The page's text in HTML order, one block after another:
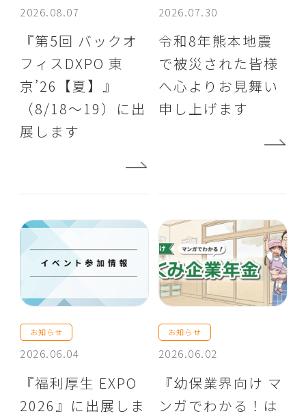
2026.08.07
『第5回 バックオ
フィスDXPO 東
京’26【夏】』
（8/18～19）に出
展します
2026.07.30
令和8年熊本地震
で被災された皆様
へ心よりお見舞い
申し上げます
お知らせ
2026.06.04
『福利厚生 EXPO
2026』に出展しま
お知らせ
2026.06.02
『幼保業界向け マ
ンガでわかる！は